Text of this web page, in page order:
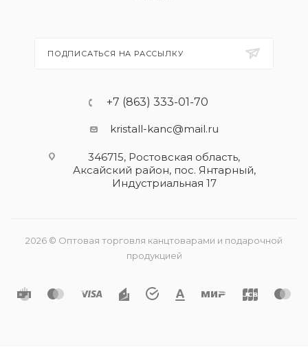
ПОДПИСАТЬСЯ НА РАССЫЛКУ
+7 (863) 333-01-70
kristall-kanc@mail.ru
346715, Ростовская область​,
Аксайский район, пос. Янтарный,
Индустриальная 17
2026 © Оптовая торговля канцтоварами и подарочной
продукцией